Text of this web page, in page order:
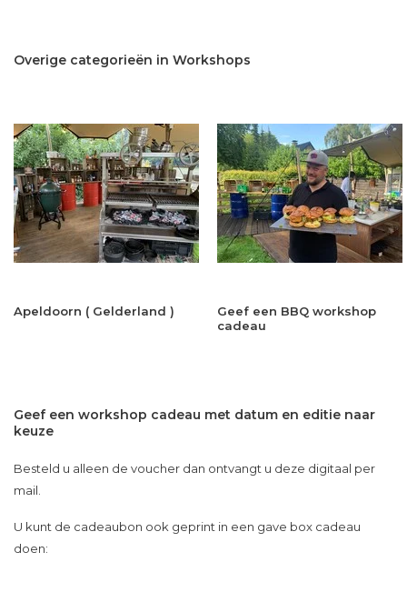
Overige categorieën in Workshops
Apeldoorn ( Gelderland )
Geef een BBQ workshop
cadeau
Geef een workshop cadeau met datum en editie naar
keuze
Besteld u alleen de voucher dan ontvangt u deze digitaal per
mail.
U kunt de cadeaubon ook geprint in een gave box cadeau
doen: